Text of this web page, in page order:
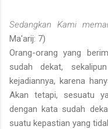
Sedangkan Kami
Ma'arij: 7)
Orang-orang yang
sudah dekat,
kejadiannya, karena
Akan tetapi, sesuatu
dengan kata sudah
suatu kepastian yang